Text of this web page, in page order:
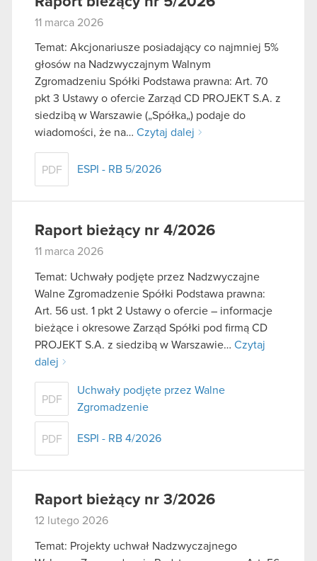
11 marca 2026
Temat: Akcjonariusze posiadający co najmniej 5%
głosów na Nadzwyczajnym Walnym
Zgromadzeniu Spółki Podstawa prawna: Art. 70
pkt 3 Ustawy o ofercie Zarząd CD PROJEKT S.A. z
siedzibą w Warszawie („Spółka„) podaje do
wiadomości, że na… Czytaj dalej
PDF ESPI - RB 5/2026
Raport bieżący nr 4/2026
11 marca 2026
Temat: Uchwały podjęte przez Nadzwyczajne
Walne Zgromadzenie Spółki Podstawa prawna:
Art. 56 ust. 1 pkt 2 Ustawy o ofercie – informacje
bieżące i okresowe Zarząd Spółki pod firmą CD
PROJEKT S.A. z siedzibą w Warszawie… Czytaj
dalej
PDF
Uchwały podjęte przez Walne
Zgromadzenie
PDF ESPI - RB 4/2026
Raport bieżący nr 3/2026
12 lutego 2026
Temat: Projekty uchwał Nadzwyczajnego